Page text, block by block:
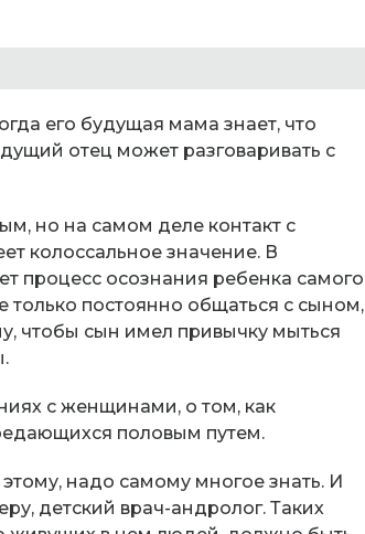
его будущая мама знает, что
отец может разговаривать с
но на самом деле контакт с
колоссальное значение. В
процесс осознания ребенка самого
только постоянно общаться с сыном,
чтобы сын имел привычку мыться
с женщинами, о том, как
половым путем.
надо самому многое знать. И
детский врач-андролог. Таких